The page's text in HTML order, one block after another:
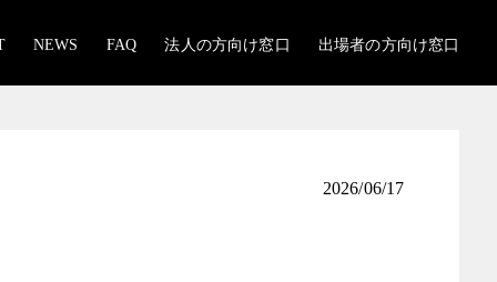
NEWS FAQ 法人の方向け窓口 出場者の方向け窓口
2026/06/17